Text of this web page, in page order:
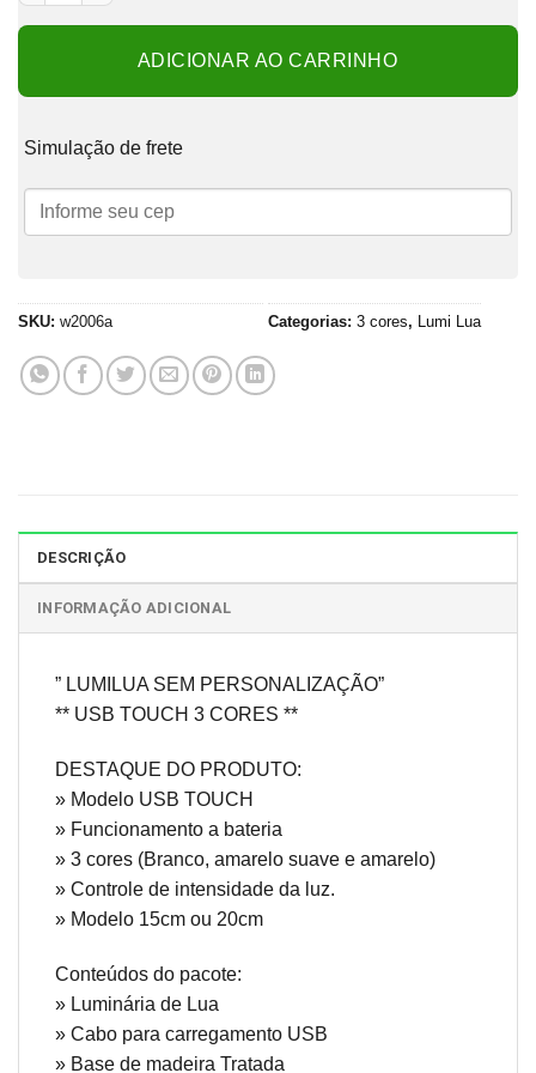
ADICIONAR AO CARRINHO
Simulação de frete
SKU: w2006a Categorias: 3 cores, Lumi Lua
DESCRIÇÃO
INFORMAÇÃO ADICIONAL
” LUMILUA SEM PERSONALIZAÇÃO”
** USB TOUCH 3 CORES **
DESTAQUE DO PRODUTO:
» Modelo USB TOUCH
» Funcionamento a bateria
» 3 cores (Branco, amarelo suave e amarelo)
» Controle de intensidade da luz.
» Modelo 15cm ou 20cm
Conteúdos do pacote:
» Luminária de Lua
» Cabo para carregamento USB
» Base de madeira Tratada